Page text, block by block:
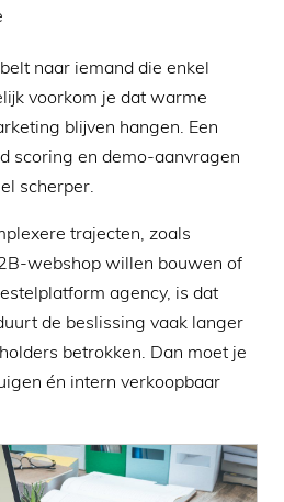
naar iemand die enkel
voorkom je dat warme
blijven hangen. Een
scoring en demo-aanvragen
scherper.
trajecten, zoals
webshop willen bouwen of
agency, is dat
de beslissing vaak langer
betrokken. Dan moet je
én intern verkoopbaar